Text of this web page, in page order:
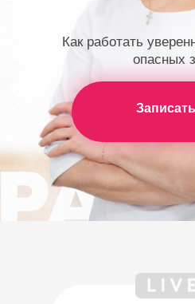
В подарок
этапов
Как работать
опасных